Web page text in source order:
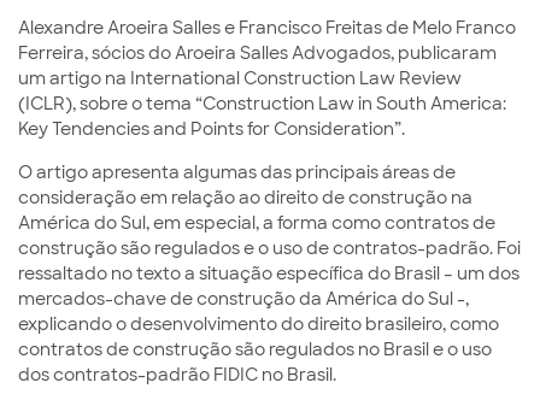
Alexandre Aroeira Salles e Francisco Freitas de Melo Franco
Ferreira, sócios do Aroeira Salles Advogados, publicaram
um artigo na International Construction Law Review
(ICLR), sobre o tema “Construction Law in South America:
Key Tendencies and Points for Consideration”.
O artigo apresenta algumas das principais áreas de
consideração em relação ao direito de construção na
América do Sul, em especial, a forma como contratos de
construção são regulados e o uso de contratos-padrão. Foi
ressaltado no texto a situação específica do Brasil – um dos
mercados-chave de construção da América do Sul -,
explicando o desenvolvimento do direito brasileiro, como
contratos de construção são regulados no Brasil e o uso
dos contratos-padrão FIDIC no Brasil.